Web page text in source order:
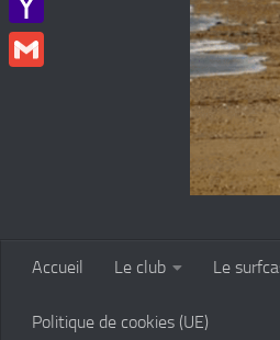
Accueil Le club Le
Politique de cookies (UE)
Yahoo